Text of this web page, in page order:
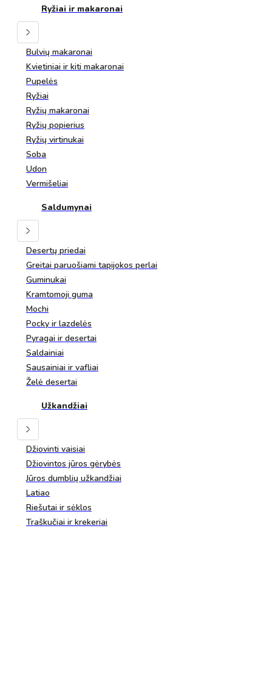
Ryžiai ir makaronai
Bulvių makaronai
Kvietiniai ir kiti makaronai
Pupelės
Ryžiai
Ryžių makaronai
Ryžių popierius
Ryžių virtinukai
Soba
Udon
Vermišeliai
Saldumynai
Desertų priedai
Greitai paruošiami tapijokos perlai
Guminukai
Kramtomoji guma
Mochi
Pocky ir lazdelės
Pyragai ir desertai
Saldainiai
Sausainiai ir vafliai
Želė desertai
Užkandžiai
Džiovinti vaisiai
Džiovintos jūros gėrybės
Jūros dumblių užkandžiai
Latiao
Riešutai ir sėklos
Traškučiai ir krekeriai